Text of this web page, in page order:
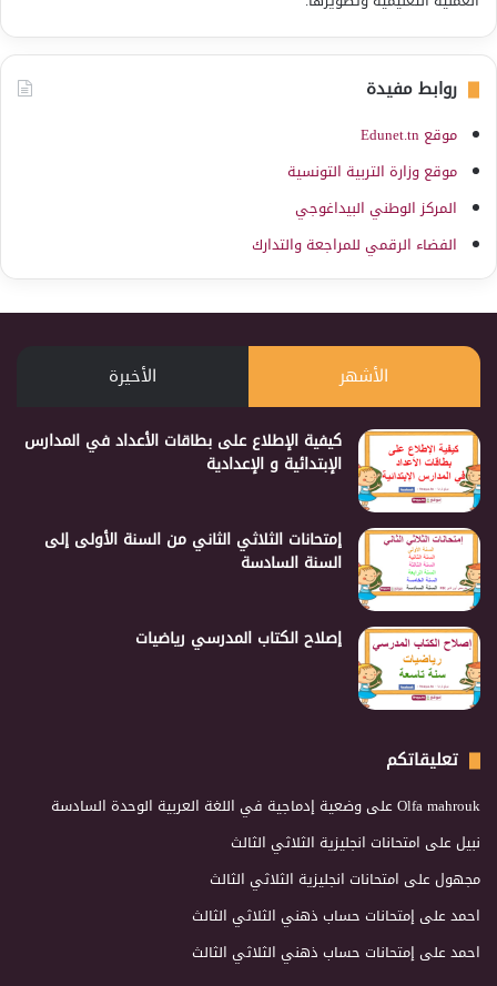
روابط مفيدة
موقع Edunet.tn
موقع وزارة التربية التونسية
المركز الوطني البيداغوجي
الفضاء الرقمي للمراجعة والتدارك
الأشهر الأخيرة
كيفية الإطلاع على بطاقات الأعداد في المدارس
الإبتدائية و الإعدادية
إمتحانات الثلاثي الثاني من السنة الأولى إلى
السنة السادسة
إصلاح الكتاب المدرسي رياضيات
تعليقاتكم
Olfa mahroukعلى وضعية إدماجية في اللغة العربية الوحدة السادسة
نبيلعلى امتحانات انجليزية الثلاثي الثالث
مجهولعلى امتحانات انجليزية الثلاثي الثالث
احمدعلى إمتحانات حساب ذهني الثلاثي الثالث
احمدعلى إمتحانات حساب ذهني الثلاثي الثالث